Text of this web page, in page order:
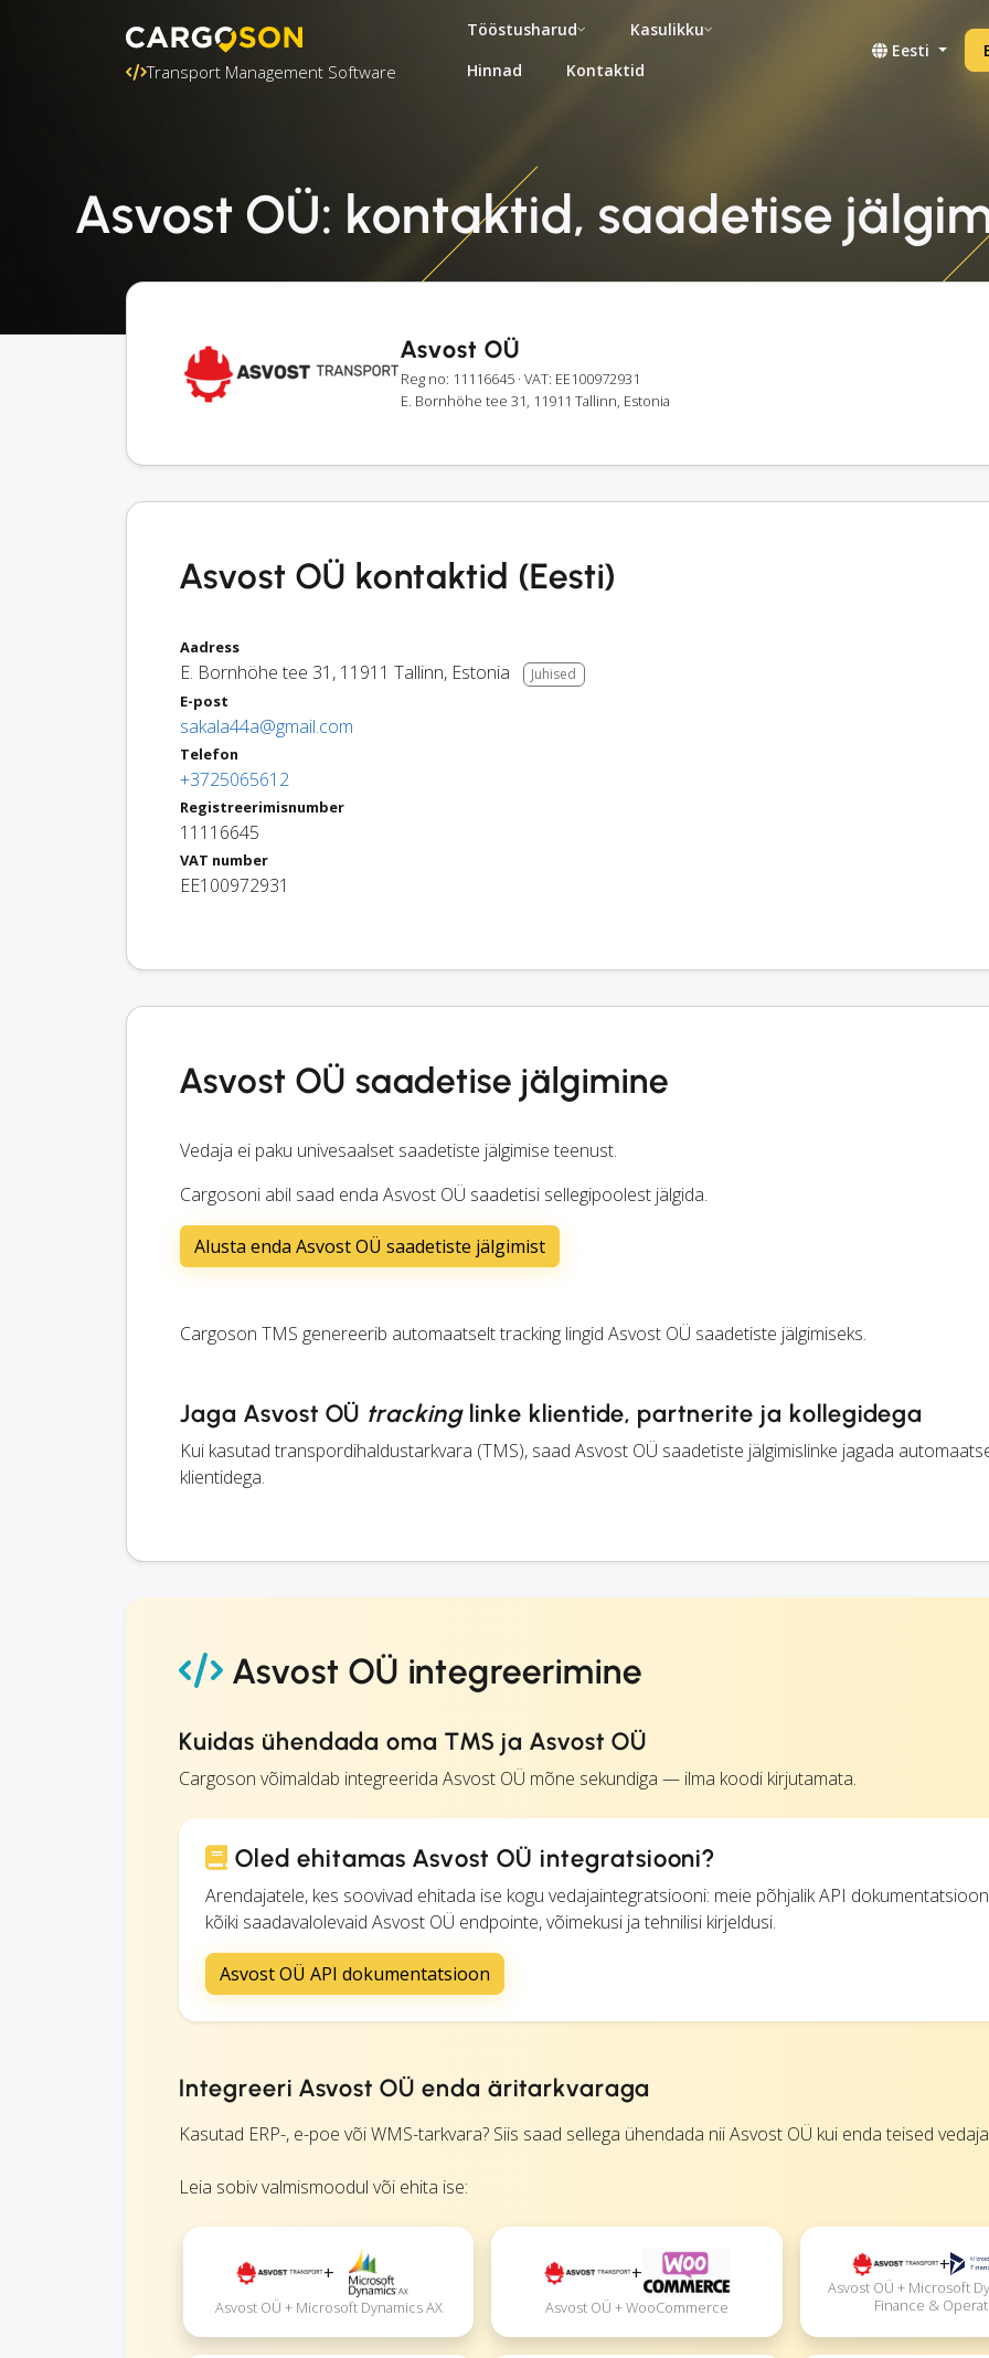
Transport Management Software
Tööstusharud
Kasulikku
Hinnad
Kontaktid
Eesti
Asvost OÜ: kontaktid, saadetise
Asvost OÜ
Reg no: 11116645 · VAT: EE100972931
E. Bornhöhe tee 31, 11911 Tallinn, Estonia
Asvost OÜ kontaktid (Eesti)
Aadress
E. Bornhöhe tee 31 , 11911 Tallinn, Estonia Juhised
E-post
sakala44a@gmail.com
Telefon
+3725065612
Registreerimisnumber
11116645
VAT number
EE100972931
Asvost OÜ saadetise jälgimine
Vedaja ei paku univesaalset saadetiste jälgimise teenust.
Cargosoni abil saad enda Asvost OÜ saadetisi sellegipoolest jälgida.
Alusta enda Asvost OÜ saadetiste jälgimist
Cargoson TMS genereerib automaatselttracking lingid Asvost OÜ saadetiste jälgimiseks.
Jaga Asvost OÜ trackinglinke klientide, partnerite ja kollegidega
Kui kasutad transpordihaldustarkvara (TMS), saad Asvost OÜ saadetiste jälgimislinke jagada
klientidega.
Asvost OÜ integreerimine
Kuidas ühendada oma TMS ja Asvost OÜ
Cargoson võimaldab integreerida Asvost OÜ mõne sekundiga — ilma koodi kirjutamata.
Oled ehitamas Asvost OÜ integratsiooni?
Arendajatele, kes soovivad ehitada ise kogu vedajaintegratsiooni: meie põhjalik API
kõiki saadavalolevaid Asvost OÜ endpointe, võimekusi ja tehnilisi kirjeldusi.
Asvost OÜ API dokumentatsioon
Integreeri Asvost OÜ enda äritarkvaraga
Kasutad ERP-, e-poe või WMS-tarkvara? Siis saad sellega ühendada nii Asvost OÜ kui enda teised
Leia sobiv valmismoodul või ehita ise:
+
Asvost OÜ + Microsoft Dynamics AX
+
Asvost OÜ + WooCommerce
+
Asvost OÜ + Microsoft
Finance &